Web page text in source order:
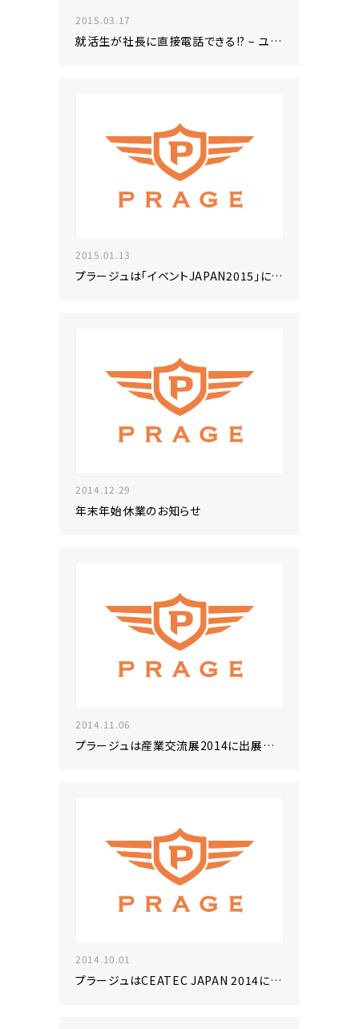
2015.03.17
就活生が社長に直接電話できる!? – ユニークな採用活動を…
2015.01.13
プラージュは「イベントJAPAN2015」に出展いたします
2014.12.29
年末年始休業のお知らせ
2014.11.06
プラージュは産業交流展2014に出展いたします
2014.10.01
プラージュはCEATEC JAPAN 2014に出展いたします